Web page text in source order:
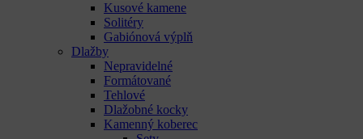
Kusové kamene
Solitéry
Gabiónová výplň
Dlažby
Nepravidelné
Formátované
Tehlové
Dlažobné kocky
Kamenný koberec